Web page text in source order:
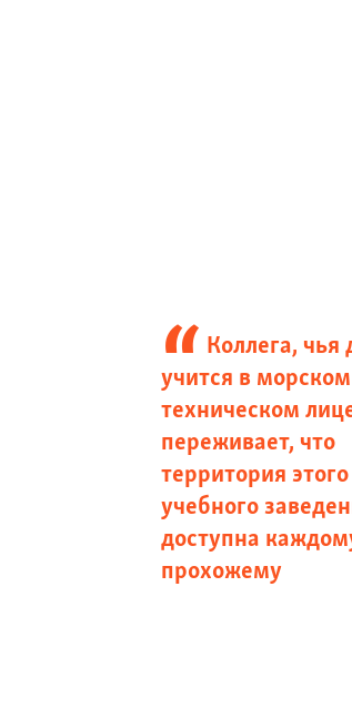
Коллега, чья
учится в морском
техническом
переживает, что
территория этого
учебного
доступна
прохожему